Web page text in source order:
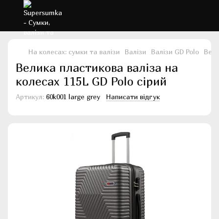
На колесах: сумки та валізи Валізи Валізи GD Polo
Велика пластикова валіза на
колесах 115L GD Polo сірий
Артикул: 60k001 large grey Написати відгук